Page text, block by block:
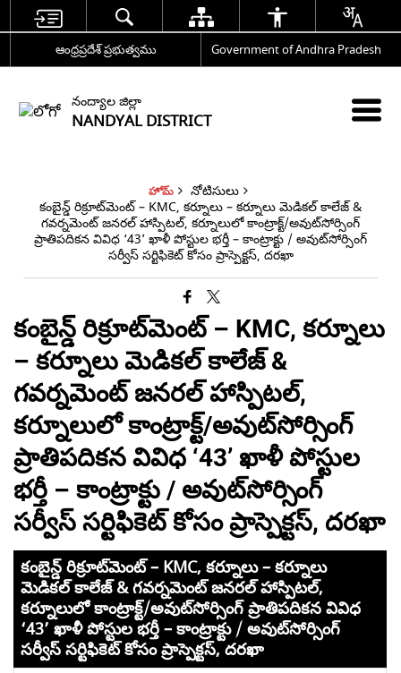
ఆంధ్రప్రదేశ్ ప్రభుత్వము Government of Andhra Pradesh
నంద్యాల జిల్లా
NANDYAL DISTRICT
హోమ్
నోటిసులు
కంబైన్డ్ రిక్రూట్‌మెంట్ – KMC, కర్నూలు – కర్నూలు మెడికల్ కాలేజ్ &
గవర్నమెంట్ జనరల్ హాస్పిటల్, కర్నూలులో కాంట్రాక్ట్/అవుట్‌సోర్సింగ్
ప్రాతిపదికన వివిధ ‘43’ ఖాళీ పోస్టుల భర్తీ – కాంట్రాక్టు / అవుట్‌సోర్సింగ్
సర్వీస్ సర్టిఫికెట్ కోసం ప్రాస్పెక్టస్, దరఖా
కంబైన్డ్ రిక్రూట్‌మెంట్ – KMC, కర్నూలు
– కర్నూలు మెడికల్ కాలేజ్ &
గవర్నమెంట్ జనరల్ హాస్పిటల్,
కర్నూలులో కాంట్రాక్ట్/అవుట్‌సోర్సింగ్
ప్రాతిపదికన వివిధ ‘43’ ఖాళీ పోస్టుల
భర్తీ – కాంట్రాక్టు / అవుట్‌సోర్సింగ్
సర్వీస్ సర్టిఫికెట్ కోసం ప్రాస్పెక్టస్, దరఖా
కంబైన్డ్ రిక్రూట్‌మెంట్ – KMC, కర్నూలు – కర్నూలు
మెడికల్ కాలేజ్ & గవర్నమెంట్ జనరల్ హాస్పిటల్,
కర్నూలులో కాంట్రాక్ట్/అవుట్‌సోర్సింగ్ ప్రాతిపదికన వివిధ
‘43’ ఖాళీ పోస్టుల భర్తీ – కాంట్రాక్టు / అవుట్‌సోర్సింగ్
సర్వీస్ సర్టిఫికెట్ కోసం ప్రాస్పెక్టస్, దరఖా